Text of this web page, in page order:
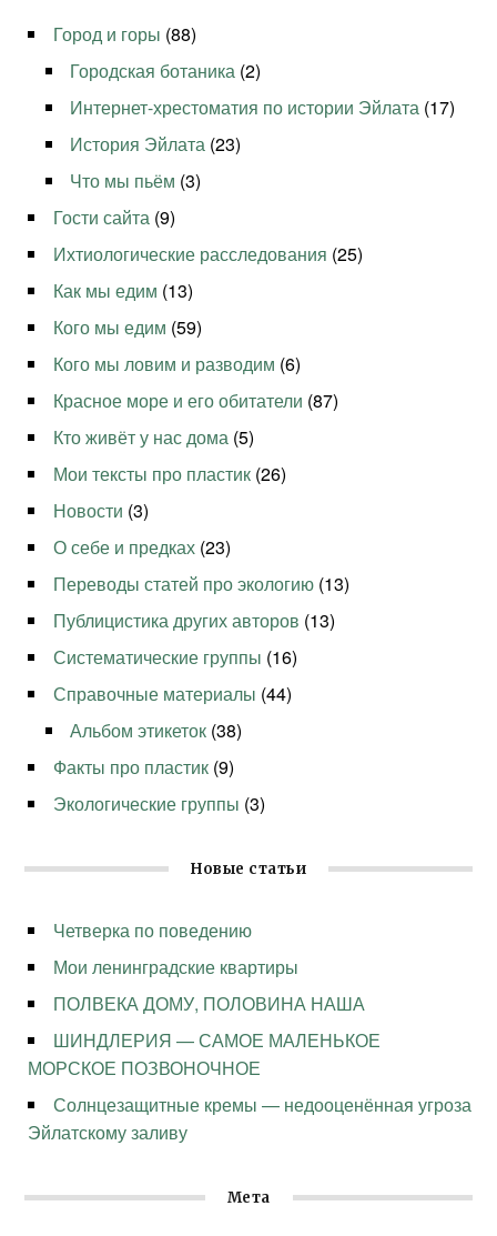
Город и горы (88)
Городская ботаника (2)
Интернет-хрестоматия по истории Эйлата (17)
История Эйлата (23)
Что мы пьём (3)
Гости сайта (9)
Ихтиологические расследования (25)
Как мы едим (13)
Кого мы едим (59)
Кого мы ловим и разводим (6)
Красное море и его обитатели (87)
Кто живёт у нас дома (5)
Мои тексты про пластик (26)
Новости (3)
О себе и предках (23)
Переводы статей про экологию (13)
Публицистика других авторов (13)
Систематические группы (16)
Справочные материалы (44)
Альбом этикеток (38)
Факты про пластик (9)
Экологические группы (3)
Новые статьи
Четверка по поведению
Мои ленинградские квартиры
ПОЛВЕКА ДОМУ, ПОЛОВИНА НАША
ШИНДЛЕРИЯ — САМОЕ МАЛЕНЬКОЕ
МОРСКОЕ ПОЗВОНОЧНОЕ
Солнцезащитные кремы — недооценённая угроза
Эйлатскому заливу
Мета